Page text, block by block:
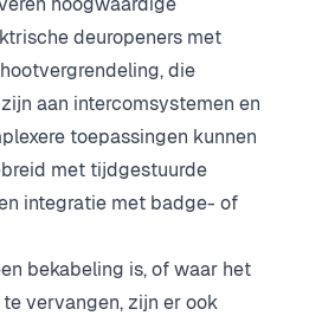
deuropeners met
die
aan intercomsystemen en
toepassingen kunnen
met tijdgestuurde
integratie met badge- of
bekabeling is, of waar het
vervangen, zijn er ook